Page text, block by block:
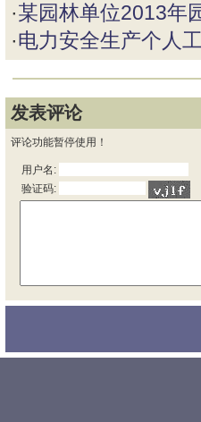
·某园林单位2013年
·电力安全生产个人
发表评论
评论功能暂停使用！
用户名:
验证码: